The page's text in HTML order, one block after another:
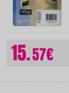
15.57€